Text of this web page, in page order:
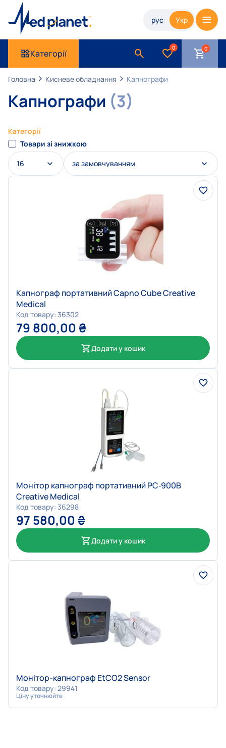
рус Укр
Категорії
0
Головна Кисневе обладнання Капнографи
Капнографи (3)
Категорії
Товари зі знижкою
16 за замовчуванням
Капнограф портативний Capno Cube Creative
Medical
Код товару: 36302
79 800,00 ₴
Додати у кошик
Монітор капнограф портативний PC‐900B
Creative Medical
Код товару: 36298
97 580,00 ₴
Додати у кошик
Монітор-капнограф EtCO2 Sensor
Код товару: 29941
Ціну уточнюйте